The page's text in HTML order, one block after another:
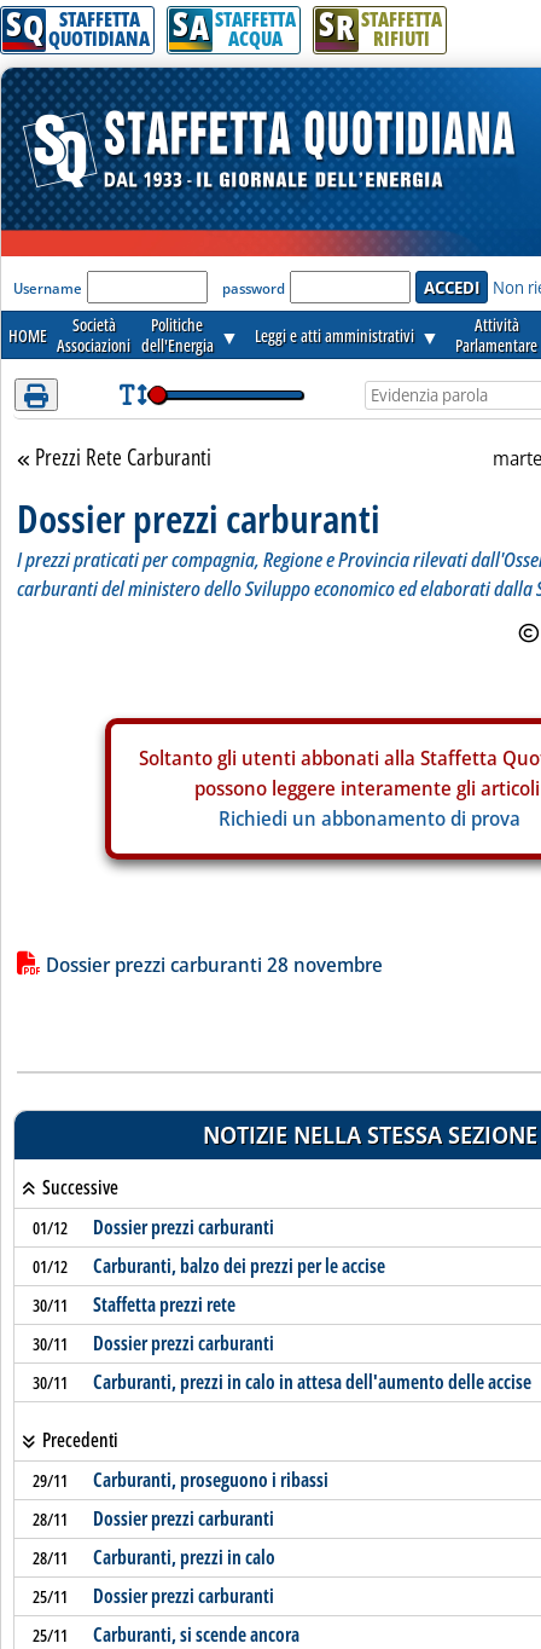
Attenzione! Esegui l'accesso per lèggere interamente la notizia.
SQ STAFFETTA
QUOTIDIANA SA STAFFETTA
ACQUA SR STAFFETTA
RIFIUTI
'Modulo Login per accedere'
Username password Non
HOME
Società
Associazioni
Politiche
dell'Energia ▼ Leggi e atti amministrativi ▼
Attività
Parlamentare
Torna alla sezione
Prezzi Rete Carburanti
Dossier prezzi carburanti
I prezzi praticati per compagnia, Regione e Provincia rilevati
carburanti del ministero dello Sviluppo economico ed elaborati dalla
Soltanto gli utenti abbonati alla Staffetta
possono leggere interamente gli
Richiedi un abbonamento di prova
Lista allegati PDF alla notizia
Dossier prezzi carburanti 28 novembre
NOTIZIE NELLA STESSA SEZIONE
Successive
01/12 Dossier prezzi carburanti
01/12 Carburanti, balzo dei prezzi per le accise
30/11 Staffetta prezzi rete
30/11 Dossier prezzi carburanti
30/11 Carburanti, prezzi in calo in attesa dell'aumento delle accise
Precedenti
29/11 Carburanti, proseguono i ribassi
28/11 Dossier prezzi carburanti
28/11 Carburanti, prezzi in calo
25/11 Dossier prezzi carburanti
25/11 Carburanti, si scende ancora